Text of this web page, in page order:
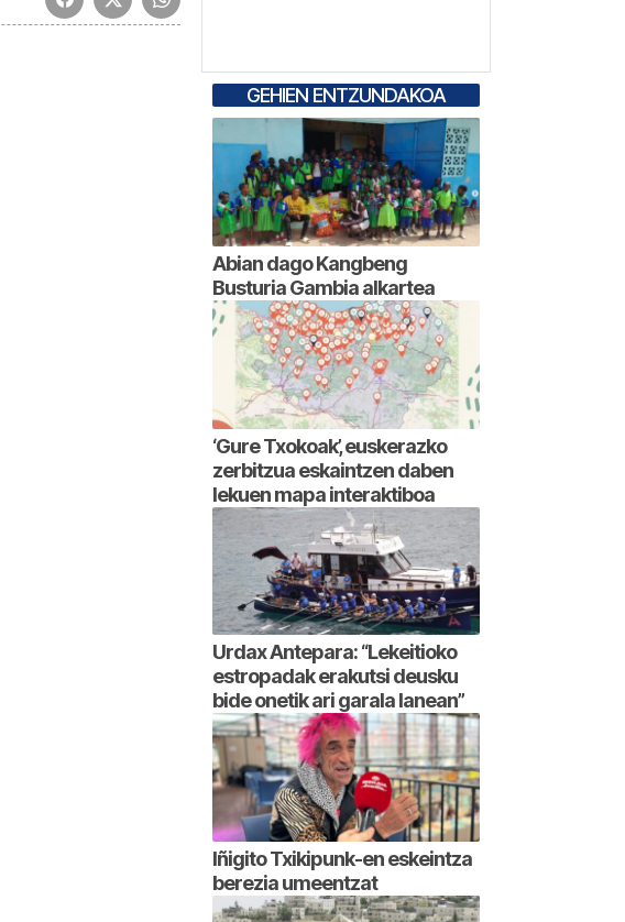
GEHIEN ENTZUNDAKOA
Abian dago Kangbeng
Busturia Gambia alkartea
‘Gure Txokoak’, euskerazko
zerbitzua eskaintzen daben
lekuen mapa interaktiboa
Urdax Antepara: “Lekeitioko
estropadak erakutsi deusku
bide onetik ari garala lanean”
Iñigito Txikipunk-en eskeintza
berezia umeentzat